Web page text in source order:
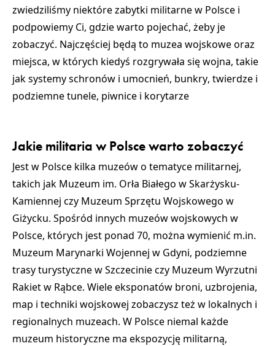
zwiedziliśmy niektórezabytki militarne w Polsce i
podpowiemy Ci, gdzie warto pojechać, żeby je
zobaczyć. Najczęściej będą to muzea wojskoweoraz
miejsca, w których kiedyś rozgrywała się wojna, takie
jak systemyschronów i umocnień, bunkry, twierdze i
podziemne tunele, piwnice i korytarze
Jakie militaria w Polsce warto zobaczyć
Jest w Polsce kilka muzeów o tematyce militarnej,
takich jak Muzeum im. Orła Białego w Skarżysku-
Kamiennej czy Muzeum Sprzętu Wojskowego w
Giżycku. Spośród innych muzeów wojskowych w
Polsce, których jest ponad 70, można wymienić m.in.
Muzeum Marynarki Wojennej w Gdyni, podziemne
trasy turystyczne w Szczecinieczy Muzeum Wyrzutni
Rakiet w Rąbce. Wiele eksponatów broni, uzbrojenia,
map i techniki wojskowej zobaczysz też w lokalnych i
regionalnych muzeach. W Polsce niemal każde
muzeum historyczne ma ekspozycję militarną,